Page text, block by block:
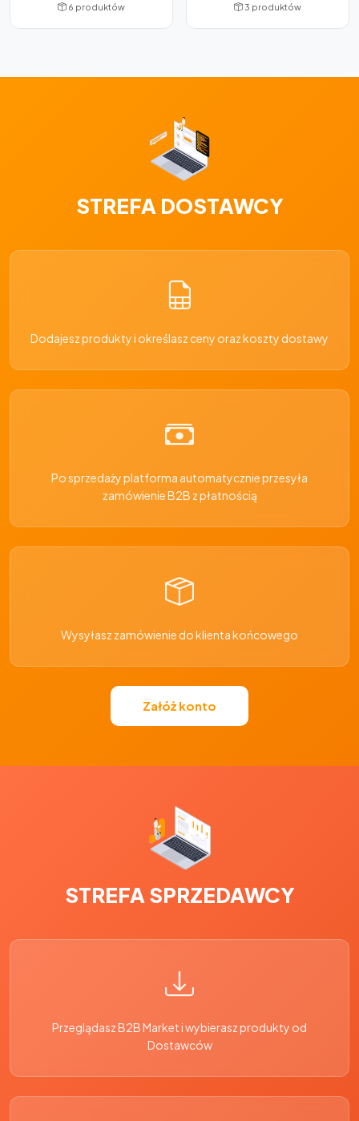
6 produktów 3 produktów
STREFA DOSTAWCY
Dodajesz produkty i określasz ceny oraz koszty dostawy
Po sprzedaży platforma automatycznie przesyła
zamówienie B2B z płatnością
Wysyłasz zamówienie do klienta końcowego
Załóż konto
STREFA SPRZEDAWCY
Przeglądasz B2B Market i wybierasz produkty od
Dostawców